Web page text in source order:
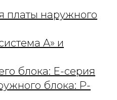
платы наружного
A» и
блока: E-серия
блока: P-